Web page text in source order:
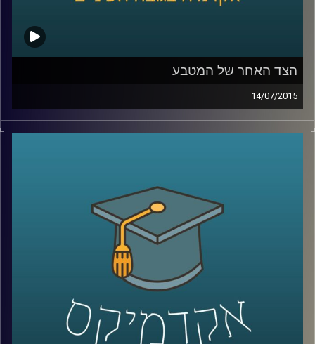
הצד האחר של המטבע
14/07/2015
פרופסור שחר קריב, ראש המחלקה לכלכלה
ההתנהגותית והכלים המתמטיים בעזרתם
מתמודדת הכלכלה עם שאלת הרציונליות
וההתנהגות האנושית. ומה מלמד מחקר רב
שנים על מעמד המפלגה בכל הנוגע להבדל בין
העדפת כלכלה שוויונית לבין העניין בהגדלת
קרדיט תמונות:AudioVersity